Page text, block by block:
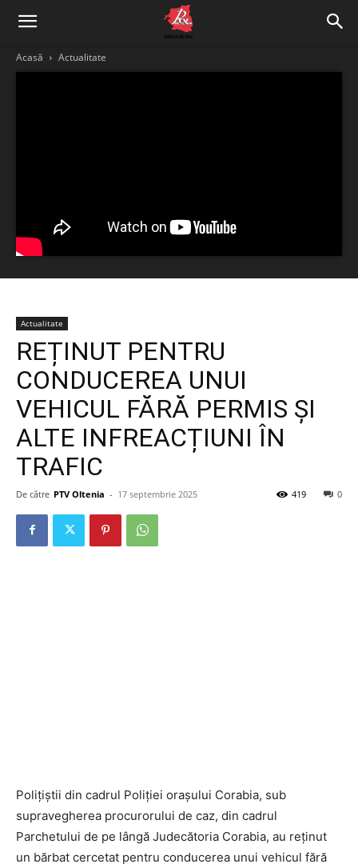
Acasă Actualitate
Actualitate
REȚINUT PENTRU
CONDUCEREA UNUI
VEHICUL FĂRĂ PERMIS ȘI
ALTE INFREACȚIUNI ÎN
TRAFIC
De către PTV Oltenia - 17 septembrie 2025 0
419
Polițiștii din cadrul Poliției orașului Corabia, sub
supravegherea procurorului de caz, din cadrul
Parchetului de pe lângă Judecătoria Corabia, au reținut
un bărbat cercetat pentru conducerea unui vehicul fără